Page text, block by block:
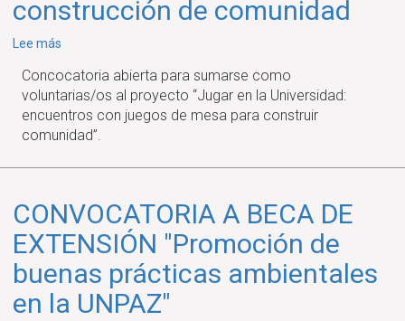
construcción de comunidad
Lee más
convoca
a
estudiantes
para
sumarse
un
proyecto
lúdico
juegos
de
Concocatoria abierta para sumarse como
voluntarias/os al proyecto “Jugar en la Universidad:
encuentros con juegos de mesa para construir
comunidad”.
CONVOCATORIA A BECA DE
EXTENSIÓN "Promoción de
buenas prácticas ambientales
en la UNPAZ"